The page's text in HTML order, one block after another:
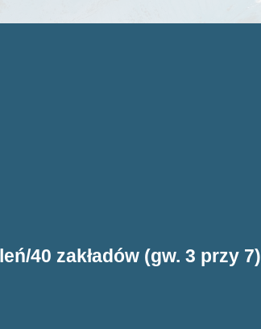
40 zakładów (gw. 3 przy 7)